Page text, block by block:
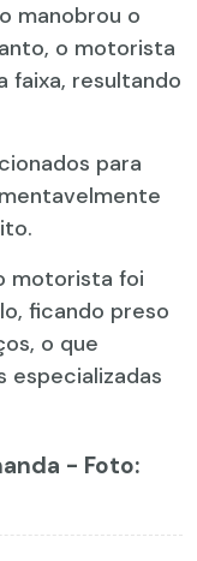
manobrou o
o motorista
faixa, resultando
para
motorista foi
ficando preso
o que
especializadas
- Foto: